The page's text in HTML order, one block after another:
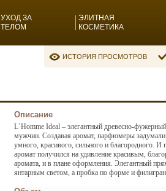
УХОД ЗА
ТЕЛОМ
ЭЛИТНАЯ
КОСМЕТИКА
ИСТОРИЯ ПРОСМОТРОВ
Описание
L`Homme Ideal – элегантный древесно-
мужчин. Создавая аромат, парфюмеры задумали
умного, красивого, сильного и благородного. И
аромат получился на удивление красивым,
аромата, и в плане оформления. Элегантный
янтарным светом, а пробка по форме и